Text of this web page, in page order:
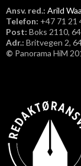
Ansv. red.: Arild
Telefon: ​+47 71 21
Post: Boks 2110,
Adr.: Britvegen 2,
© Panorama HiM